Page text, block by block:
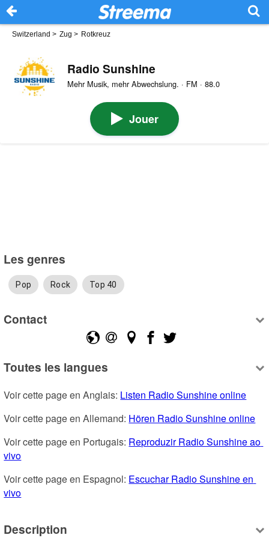
Switzerland > Zug > Rotkreuz
Radio Sunshine
Mehr Musik, mehr Abwechslung. · FM · 88.0
Jouer
Les genres
Pop Rock Top 40
Contact
Toutes les langues
Voir cette page en Anglais: Listen Radio Sunshine online
Voir cette page en Allemand: Hören Radio Sunshine online
Voir cette page en Portugais: Reproduzir Radio Sunshine ao
vivo
Voir cette page en Espagnol: Escuchar Radio Sunshine en
vivo
Description